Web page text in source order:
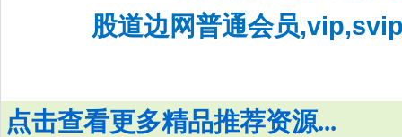
股道边网普通会员
点击查看更多精品推荐资源...